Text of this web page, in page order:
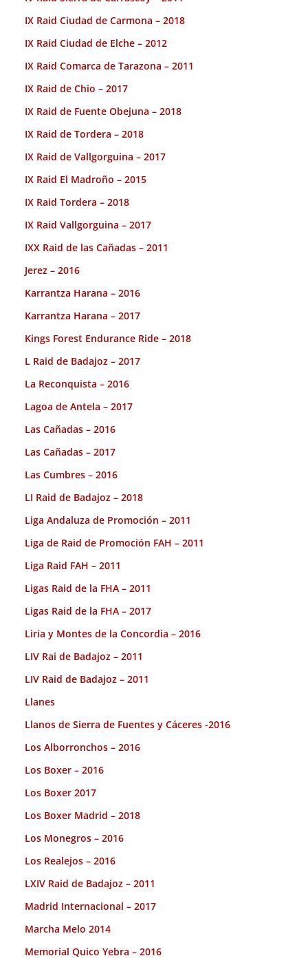
IX Raid Ciudad de Carmona – 2018
IX Raid Ciudad de Elche – 2012
IX Raid Comarca de Tarazona – 2011
IX Raid de Chio – 2017
IX Raid de Fuente Obejuna – 2018
IX Raid de Tordera – 2018
IX Raid de Vallgorguina – 2017
IX Raid El Madroño – 2015
IX Raid Tordera – 2018
IX Raid Vallgorguina – 2017
IXX Raid de las Cañadas – 2011
Jerez – 2016
Karrantza Harana – 2016
Karrantza Harana – 2017
Kings Forest Endurance Ride – 2018
L Raid de Badajoz – 2017
La Reconquista – 2016
Lagoa de Antela – 2017
Las Cañadas – 2016
Las Cañadas – 2017
Las Cumbres – 2016
LI Raid de Badajoz – 2018
Liga Andaluza de Promoción – 2011
Liga de Raid de Promoción FAH – 2011
Liga Raid FAH – 2011
Ligas Raid de la FHA – 2011
Ligas Raid de la FHA – 2017
Liria y Montes de la Concordia – 2016
LIV Rai de Badajoz – 2011
LIV Raid de Badajoz – 2011
Llanes
Llanos de Sierra de Fuentes y Cáceres -2016
Los Alborronchos – 2016
Los Boxer – 2016
Los Boxer 2017
Los Boxer Madrid – 2018
Los Monegros – 2016
Los Realejos – 2016
LXIV Raid de Badajoz – 2011
Madrid Internacional – 2017
Marcha Melo 2014
Memorial Quico Yebra – 2016